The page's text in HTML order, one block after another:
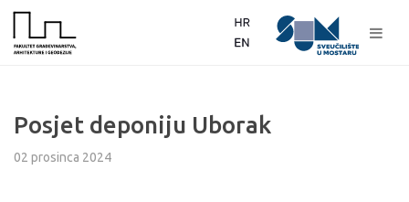
Posjet deponiju Uborak
02 prosinca 2024